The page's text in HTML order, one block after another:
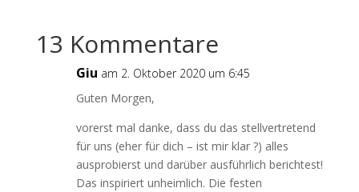
13 Kommentare
Giu am 2. Oktober 2020 um 6:45
Guten Morgen,
vorerst mal danke, dass du das stellvertretend
für uns (eher für dich – ist mir klar ?) alles
ausprobierst und darüber ausführlich berichtest!
Das inspiriert unheimlich. Die festen